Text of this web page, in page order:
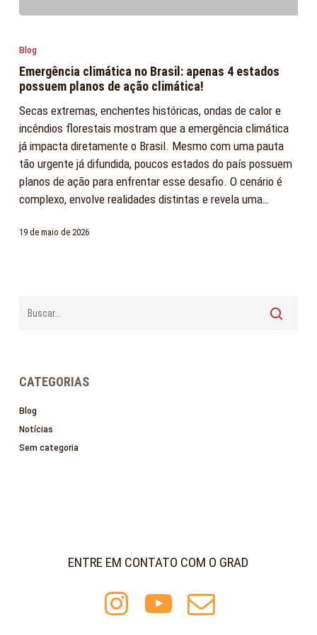
Brasil:
apenas
4
estados
possuem
planos
de
ação
Blog
Emergência climática no Brasil: apenas 4 estados
possuem planos de ação climática!
Secas extremas, enchentes históricas, ondas de calor e
incêndios florestais mostram que a emergência climática
já impacta diretamente o Brasil. Mesmo com uma pauta
tão urgente já difundida, poucos estados do país possuem
planos de ação para enfrentar esse desafio. O cenário é
complexo, envolve realidades distintas e revela uma…
19 de maio de 2026
CATEGORIAS
Blog
Notícias
Sem categoria
ENTRE EM CONTATO COM O GRAD